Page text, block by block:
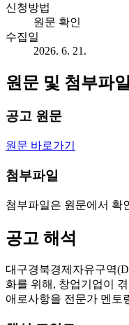
신청방법
원문 확인
수집일
2026. 6. 21.
원문 및 첨부파일
공고 원문
원문 바로가기
첨부파일
첨부파일은 원문에서 확
공고 해석
대구경북경제자유구역
화를 위해, 창업기업이
애로사항을 전문가 멘토